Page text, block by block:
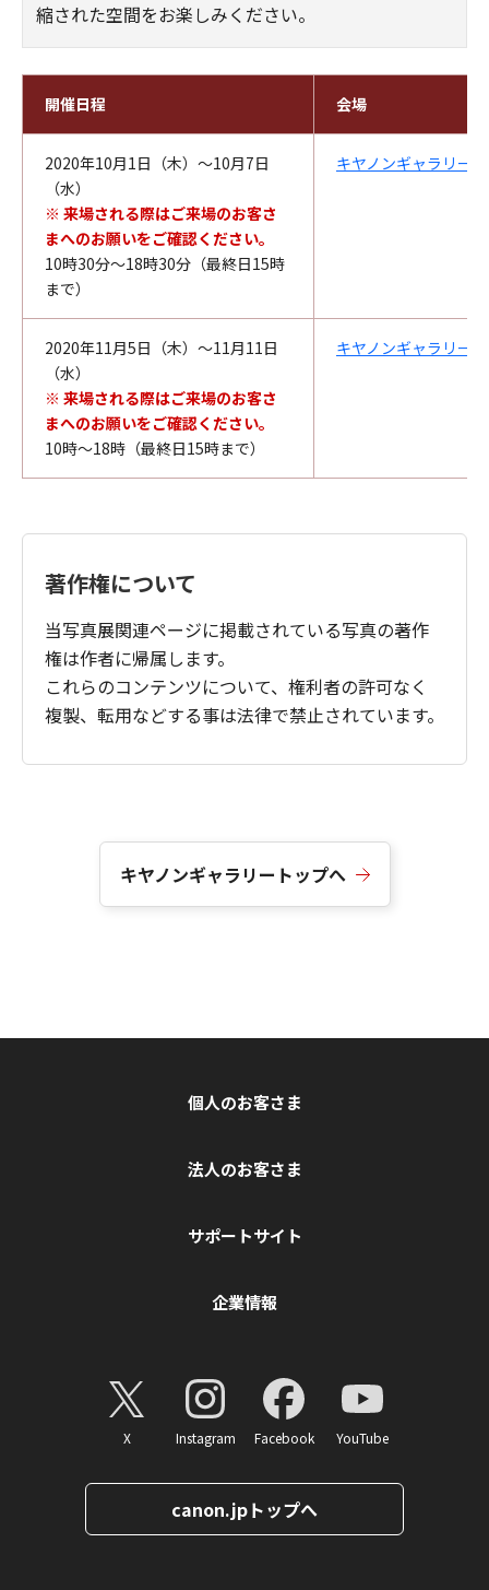
縮された空間をお楽しみください。
開催日程 会場
2020年10月1日（木）〜10月7日
（水）
※ 来場される際はご来場のお客さ
まへのお願いをご確認ください。
10時30分～18時30分（最終日15時
まで）
キヤノンギャラリー
2020年11月5日（木）〜11月11日
（水）
※ 来場される際はご来場のお客さ
まへのお願いをご確認ください。
10時～18時（最終日15時まで）
キヤノンギャラリー
著作権について
当写真展関連ページに掲載されている写真の著作
権は作者に帰属します。
これらのコンテンツについて、権利者の許可なく
複製、転用などする事は法律で禁止されています。
キヤノンギャラリートップへ
個人のお客さま
法人のお客さま
サポートサイト
企業情報
X Instagram Facebook YouTube
canon.jpトップへ